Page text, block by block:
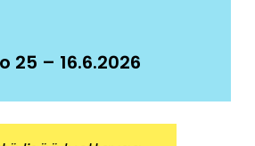
25 – 16.6.2026